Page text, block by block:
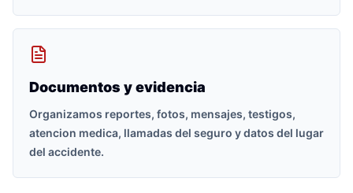
Documentos y evidencia
Organizamos reportes, fotos, mensajes, testigos,
atencion medica, llamadas del seguro y datos del lugar
del accidente.